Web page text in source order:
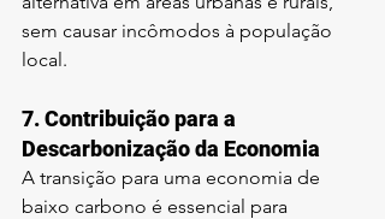
sem causar incômodos à população
local.
7. Contribuição para a
Descarbonização da Economia
A transição para uma economia de
baixo carbono é essencial para